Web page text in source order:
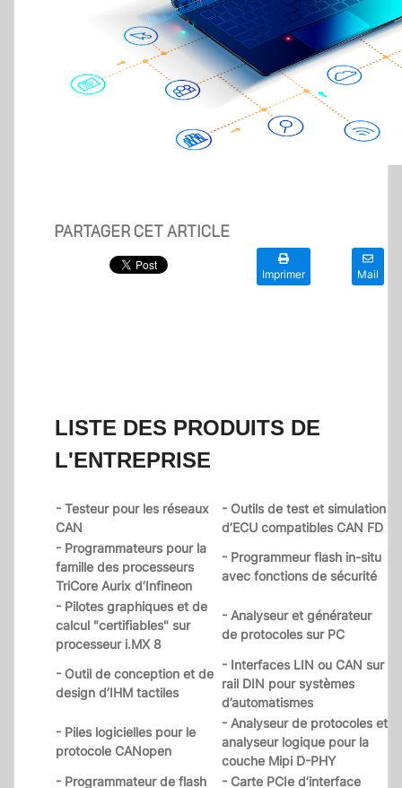
PARTAGER CET ARTICLE
Imprimer Mail
LISTE DES PRODUITS DE
L'ENTREPRISE
- Testeur pour les réseaux
CAN
- Outils de test et simulation
d’ECU compatibles CAN FD
- Programmateurs pour la
famille des processeurs
TriCore Aurix d’Infineon
- Programmeur flash in-situ
avec fonctions de sécurité
- Pilotes graphiques et de
calcul "certifiables" sur
processeur i.MX 8
- Analyseur et générateur
de protocoles sur PC
- Outil de conception et de
design d’IHM tactiles
- Interfaces LIN ou CAN sur
rail DIN pour systèmes
d’automatismes
- Piles logicielles pour le
protocole CANopen
- Analyseur de protocoles et
analyseur logique pour la
couche Mipi D-PHY
- Programmateur de flash
- Carte PCIe d’interface